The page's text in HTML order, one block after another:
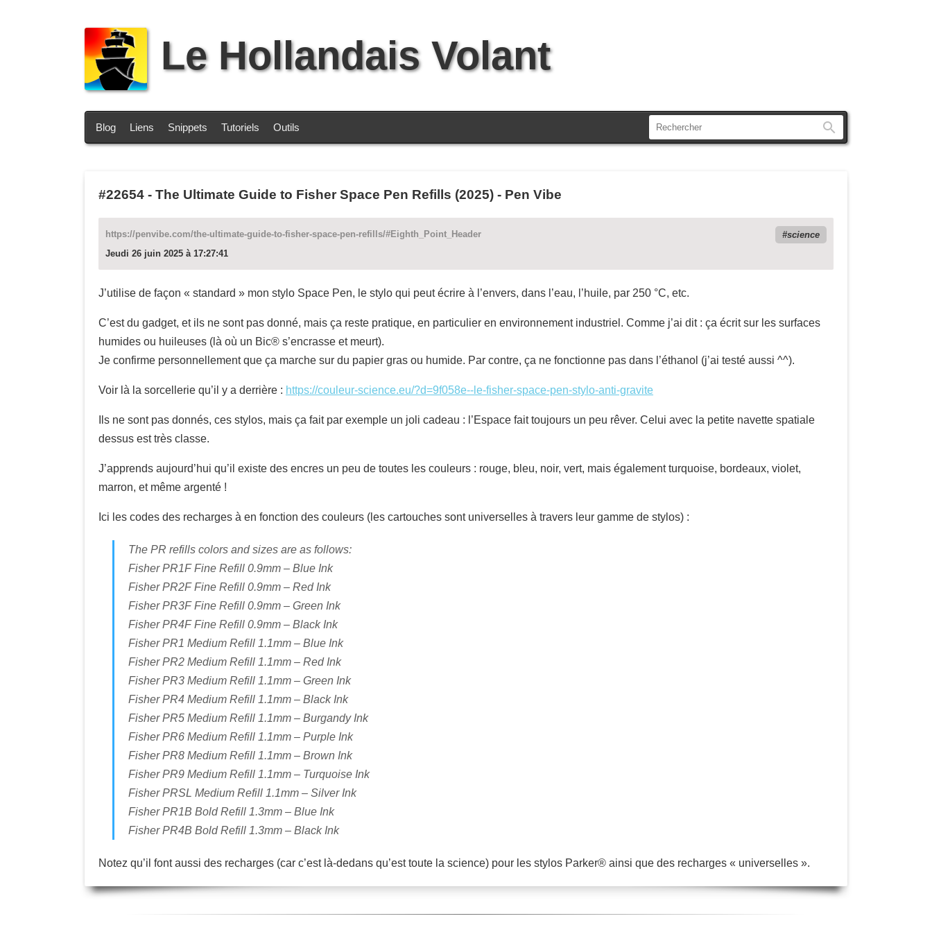
Le Hollandais Volant
Blog Liens Snippets Tutoriels Outils
#22654 - The Ultimate Guide to Fisher Space Pen Refills (2025) - Pen Vibe
https://penvibe.com/the-ultimate-guide-to-fisher-space-pen-refills/#Eighth_Point_Header
science
Jeudi 26 juin 2025 à 17:27:41
J’utilise de façon « standard » mon stylo Space Pen, le stylo qui peut écrire à l’envers, dans l’eau, l’huile, par 250 °C, etc.
C’est du gadget, et ils ne sont pas donné, mais ça reste pratique, en particulier en environnement industriel. Comme j’ai dit : ça écrit sur les surfaces
humides ou huileuses (là où un Bic® s’encrasse et meurt).
Je confirme personnellement que ça marche sur du papier gras ou humide. Par contre, ça ne fonctionne pas dans l’éthanol (j’ai testé aussi ^^).
Voir là la sorcellerie qu’il y a derrière : https://couleur-science.eu/?d=9f058e--le-fisher-space-pen-stylo-anti-gravite
Ils ne sont pas donnés, ces stylos, mais ça fait par exemple un joli cadeau : l’Espace fait toujours un peu rêver. Celui avec la petite navette spatiale
dessus est très classe.
J’apprends aujourd’hui qu’il existe des encres un peu de toutes les couleurs : rouge, bleu, noir, vert, mais également turquoise, bordeaux, violet,
marron, et même argenté !
Ici les codes des recharges à en fonction des couleurs (les cartouches sont universelles à travers leur gamme de stylos) :
The PR refills colors and sizes are as follows:
Fisher PR1F Fine Refill 0.9mm – Blue Ink
Fisher PR2F Fine Refill 0.9mm – Red Ink
Fisher PR3F Fine Refill 0.9mm – Green Ink
Fisher PR4F Fine Refill 0.9mm – Black Ink
Fisher PR1 Medium Refill 1.1mm – Blue Ink
Fisher PR2 Medium Refill 1.1mm – Red Ink
Fisher PR3 Medium Refill 1.1mm – Green Ink
Fisher PR4 Medium Refill 1.1mm – Black Ink
Fisher PR5 Medium Refill 1.1mm – Burgandy Ink
Fisher PR6 Medium Refill 1.1mm – Purple Ink
Fisher PR8 Medium Refill 1.1mm – Brown Ink
Fisher PR9 Medium Refill 1.1mm – Turquoise Ink
Fisher PRSL Medium Refill 1.1mm – Silver Ink
Fisher PR1B Bold Refill 1.3mm – Blue Ink
Fisher PR4B Bold Refill 1.3mm – Black Ink
Notez qu’il font aussi des recharges (car c’est là-dedans qu’est toute la science) pour les stylos Parker® ainsi que des recharges « universelles ».